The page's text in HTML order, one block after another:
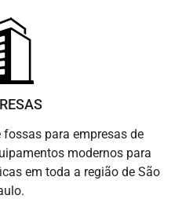
para empresas de
modernos para
em toda a região de São